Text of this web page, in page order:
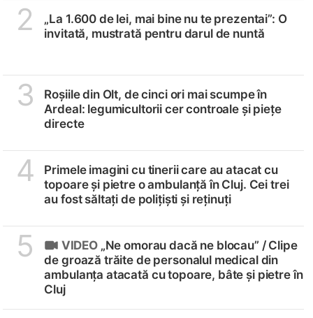
2
„La 1.600 de lei, mai bine nu te prezentai”: O
invitată, mustrată pentru darul de nuntă
3
Roșiile din Olt, de cinci ori mai scumpe în
Ardeal: legumicultorii cer controale și piețe
directe
4
Primele imagini cu tinerii care au atacat cu
topoare și pietre o ambulanță în Cluj. Cei trei
au fost săltați de polițiști și reținuți
5 VIDEO„Ne omorau dacă ne blocau” /Clipe
de groază trăite de personalul medical din
ambulanța atacată cu topoare, bâte și pietre în
Cluj